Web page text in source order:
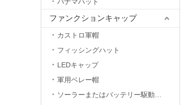
ファンクションキャップ
カストロ軍帽
フィッシングハット
LEDキャップ
軍用ベレー帽